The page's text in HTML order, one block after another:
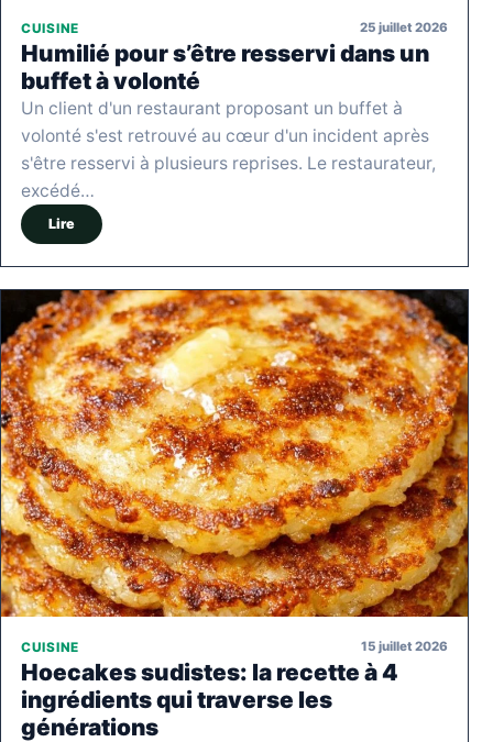
CUISINE 25 juillet 2026
Humilié pour s’être resservi dans un
buffet à volonté
Un client d'un restaurant proposant un buffet à
volonté s'est retrouvé au cœur d'un incident après
s'être resservi à plusieurs reprises. Le restaurateur,
excédé…
Lire
CUISINE 15 juillet 2026
Hoecakes sudistes: la recette à 4
ingrédients qui traverse les
générations